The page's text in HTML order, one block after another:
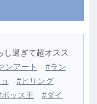
し過ぎて超オスス
ンアート
#ラン
#ヒリング
ボッス王
#ダイ